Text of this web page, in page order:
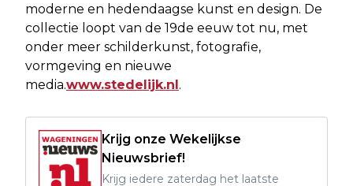
moderne en hedendaagse kunst en design. De
collectie loopt van de 19de eeuw tot nu, met
onder meer schilderkunst, fotografie,
vormgeving en nieuwe
media.www.stedelijk.nl.
Krijg onze Wekelijkse
Nieuwsbrief!
Krijg iedere zaterdag het laatste